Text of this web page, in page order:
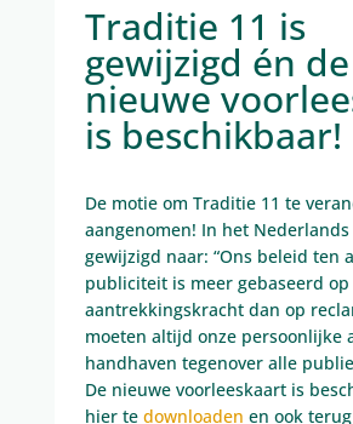
Traditie 11 is
gewijzigd én de
nieuwe
is beschikbaar!
De motie om Traditie 11 te
aangenomen! In het Nederlands
gewijzigd naar: “Ons beleid ten
publiciteit is meer gebaseerd op
aantrekkingskracht dan op
moeten altijd onze persoonlijke
handhaven tegenover alle
De nieuwe voorleeskaart is
hier te downloaden en ook